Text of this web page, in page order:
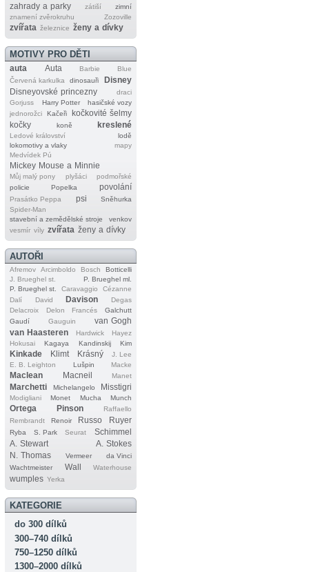
zahrady a parky zátiší
zimní
znamení zvěrokruhu
Zozoville
zvířata železnice ženy a dívky
MOTIVY PRO DĚTI
auta Auta Barbie
Blue
Červená karkulka
dinosauři
Disney
Disneyovské princezny
draci
Gorjuss
Harry Potter
hasičské vozy
jednorožci
Kačeři
kočkovité šelmy
kočky
koně kreslené
Ledové království
lodě
lokomotivy a vlaky
mapy
Medvídek Pú
Mickey Mouse a Minnie
Můj malý pony plyšáci
podmořské
policie
Popelka povolání
Prasátko Peppa psi
Sněhurka
Spider‐Man
stavební a zemědělské stroje
venkov
vesmír víly zvířata ženy a dívky
AUTOŘI
Afremov Arcimboldo Bosch
Botticelli
J. Brueghel st.
P. Brueghel ml.
P. Brueghel st.
Caravaggio
Cézanne
Dalí
David Davison
Degas
Delacroix
Delon Francés
Galchutt
Gaudí
Gauguin
van Gogh
van Haasteren
Hardwick
Hayez
Hokusai
Kagaya Kandinskij Kim
Kinkade Klimt Krásný
J. Lee
E. B. Leighton
Lušpin Macke
Maclean Macneil Manet
Marchetti Michelangelo Misstigri
Modigliani Monet Mucha Munch
Ortega Pinson
Raffaello
Rembrandt
Renoir Russo Ruyer
Ryba S. Park Seurat
Schimmel
A. Stewart
A. Stokes
N. Thomas
Vermeer
da Vinci
Wachtmeister
Wall Waterhouse
wumples Yerka
KATEGORIE
do 300 dílků
300–740 dílků
750–1250 dílků
1300–2000 dílků